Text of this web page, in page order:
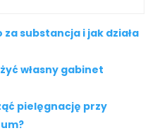
substancja i jak działa
własny gabinet
pielęgnację przy